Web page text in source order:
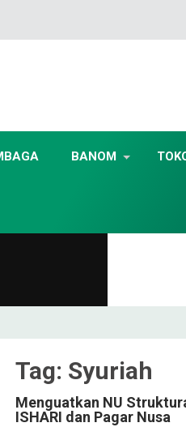
BANOM
Tag: Syuriah
Menguatkan NU
ISHARI dan Pagar Nusa